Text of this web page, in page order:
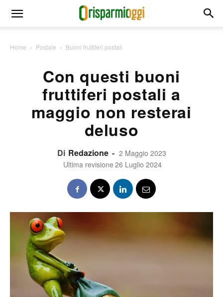
Home Postale Buoni fruttiferi postali
Con questi buoni
fruttiferi postali a
maggio non resterai
deluso
Di Redazione - 2 Maggio 2023
Ultima revisione 26 Luglio 2024